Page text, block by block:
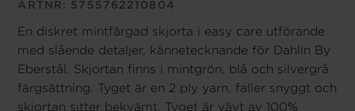
ARTNR:
5755762210804
En diskret mintfärgad skjorta i easy care utförande
med slående detaljer, kännetecknande för Dahlin By
Eberstål. Skjortan finns i mintgrön, blå och silvergrå
färgsättning. Tyget är en 2 ply yarn, faller snyggt och
skjortan sitter bekvämt. Tyget är vävt av 100%